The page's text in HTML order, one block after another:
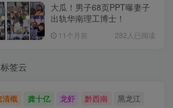
大瓜！男子68页PPT曝妻子
出轨华南理工博士！
11个月前 282人已阅读
标签云
清概 龚十亿 龙虾 黔西南
黑龙江